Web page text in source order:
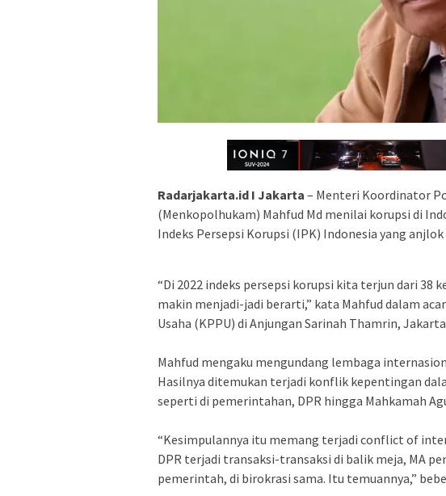
Radarjakarta.id I Jakarta – Menteri Koordinator
(Menkopolhukam) Mahfud Md menilai korupsi di
Indeks Persepsi Korupsi (IPK) Indonesia yang
“Di 2022 indeks persepsi korupsi kita terjun dari 38
makin menjadi-jadi berarti,” kata Mahfud dalam
Usaha (KPPU) di Anjungan Sarinah Thamrin,
Mahfud mengaku mengundang lembaga
Hasilnya ditemukan terjadi konflik kepentingan
seperti di pemerintahan, DPR hingga Mahkamah
“Kesimpulannya itu memang terjadi conflict of
DPR terjadi transaksi-transaksi di balik meja, MA
pemerintah, di birokrasi sama. Itu temuannya,”